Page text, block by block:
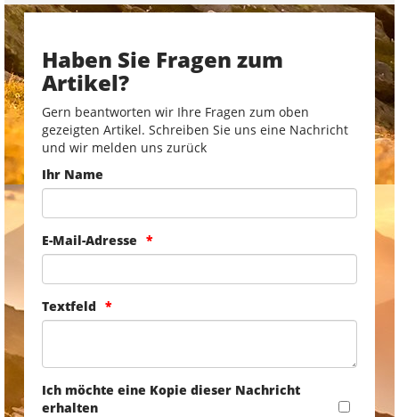
Haben Sie Fragen zum
Artikel?
Gern beantworten wir Ihre Fragen zum oben
gezeigten Artikel. Schreiben Sie uns eine Nachricht
und wir melden uns zurück
Ihr Name
E-Mail-Adresse
Textfeld
Ich möchte eine Kopie dieser Nachricht
erhalten